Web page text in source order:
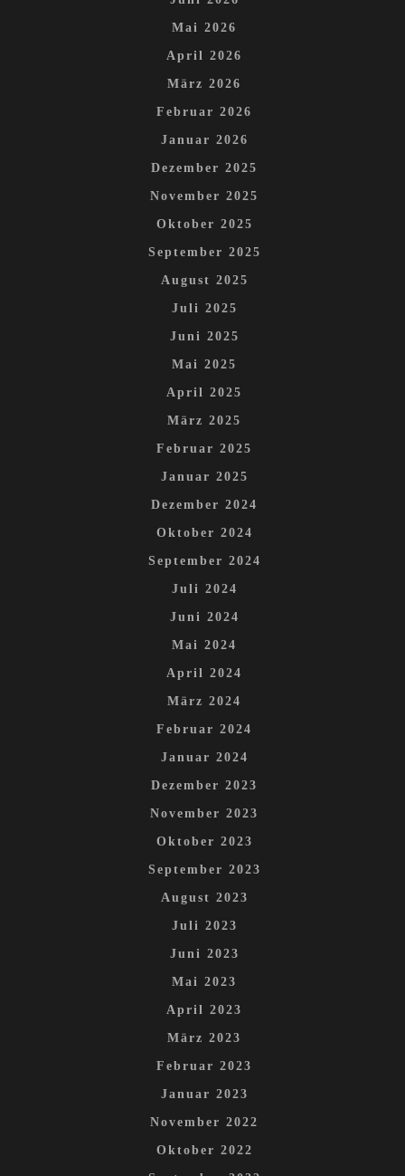
Mai 2026
April 2026
März 2026
Februar 2026
Januar 2026
Dezember 2025
November 2025
Oktober 2025
September 2025
August 2025
Juli 2025
Juni 2025
Mai 2025
April 2025
März 2025
Februar 2025
Januar 2025
Dezember 2024
Oktober 2024
September 2024
Juli 2024
Juni 2024
Mai 2024
April 2024
März 2024
Februar 2024
Januar 2024
Dezember 2023
November 2023
Oktober 2023
September 2023
August 2023
Juli 2023
Juni 2023
Mai 2023
April 2023
März 2023
Februar 2023
Januar 2023
November 2022
Oktober 2022